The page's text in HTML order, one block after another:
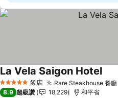
5 星級 飯店 Rare Steakhouse 餐廳
La Vela Saigon Hotel查看
8.9 超級讚 18,229 和平省